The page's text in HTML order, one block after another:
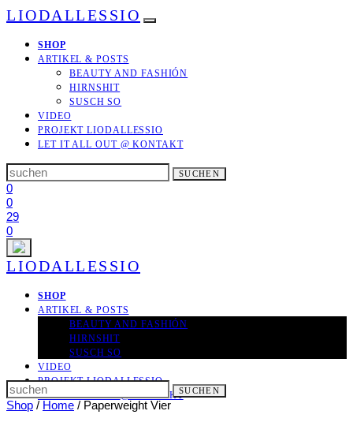
LIODALLESSIO
SHOP
ARTIKEL & POSTS
BEAUTY AND FASHIÓN
HIRNSHIT
SUSCH SO
VIDEO
PROJEKT LIODALLESSIO
LET IT ALL OUT @ KONTAKT
Search
for:
SUCHEN
0
0
29
0
LIODALLESSIO
SHOP
ARTIKEL & POSTS
BEAUTY AND FASHIÓN
HIRNSHIT
SUSCH SO
VIDEO
PROJEKT LIODALLESSIO
LET IT ALL OUT@ KONTAKT
Search
for:
SUCHEN
Shop / Home / Paperweight Vier